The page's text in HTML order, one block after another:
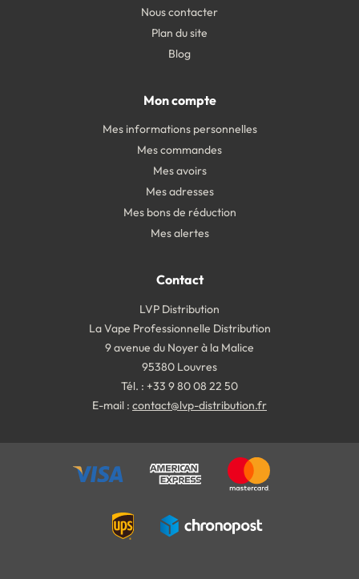
Nous contacter
Plan du site
Blog
Mon compte
Mes informations personnelles
Mes commandes
Mes avoirs
Mes adresses
Mes bons de réduction
Mes alertes
Contact
LVP Distribution
La Vape Professionnelle Distribution
9 avenue du Noyer à la Malice
95380 Louvres
Tél. : +33 9 80 08 22 50
E-mail : contact@lvp-distribution.fr